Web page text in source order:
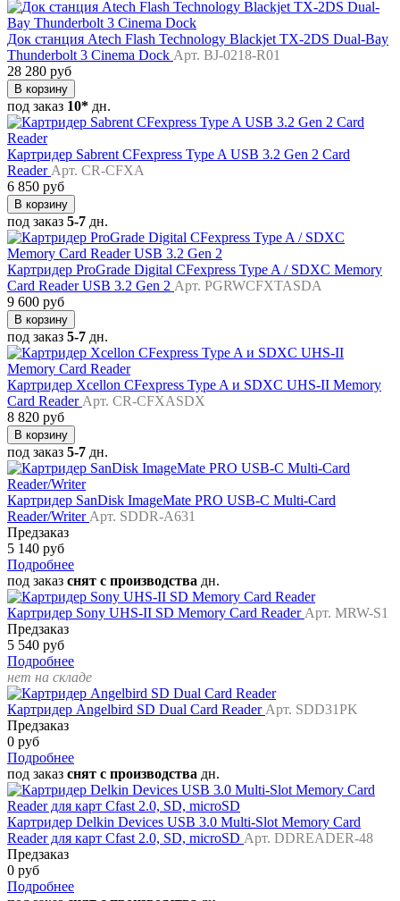
Док станция Atech Flash Technology Blackjet TX-2DS Dual-Bay
Thunderbolt 3 Cinema Dock Арт. BJ-0218-R01
28 280 руб
В корзину
под заказ 10* дн.
Картридер Sabrent CFexpress Type A USB 3.2 Gen 2 Card
Reader Арт. CR-CFXA
6 850 руб
В корзину
под заказ 5-7 дн.
Картридер ProGrade Digital CFexpress Type A / SDXC Memory
Card Reader USB 3.2 Gen 2 Арт. PGRWCFXTASDA
9 600 руб
В корзину
под заказ 5-7 дн.
Картридер Xcellon CFexpress Type A и SDXC UHS-II Memory
Card Reader Арт. CR-CFXASDX
8 820 руб
В корзину
под заказ 5-7 дн.
Картридер SanDisk ImageMate PRO USB-C Multi-Card
Reader/Writer Арт. SDDR-A631
Предзаказ
5 140 руб
Подробнее
под заказ снят с производства дн.
Картридер Sony UHS-II SD Memory Card Reader Арт. MRW-S1
Предзаказ
5 540 руб
Подробнее
нет на складе
Картридер Angelbird SD Dual Card Reader Арт. SDD31PK
Предзаказ
0 руб
Подробнее
под заказ снят с производства дн.
Картридер Delkin Devices USB 3.0 Multi-Slot Memory Card
Reader для карт Cfast 2.0, SD, microSD Арт. DDREADER-48
Предзаказ
0 руб
Подробнее